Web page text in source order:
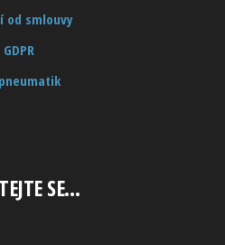
od smlouvy
SE…